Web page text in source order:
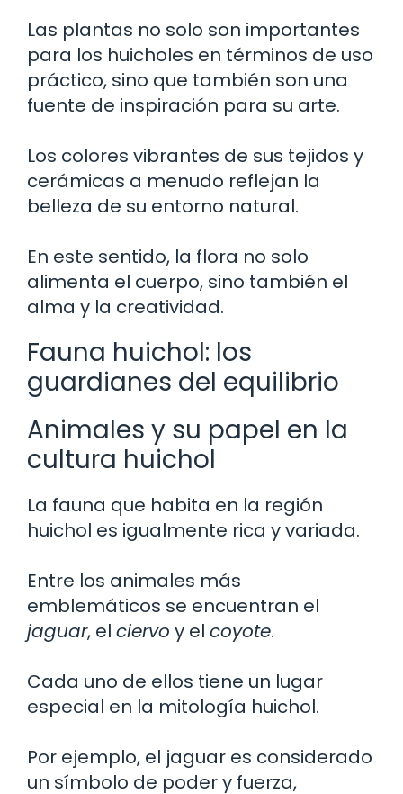
Las plantas no solo son importantes
para los huicholes en términos de uso
práctico, sino que también son una
fuente de inspiración para su arte.
Los colores vibrantes de sus tejidos y
cerámicas a menudo reflejan la
belleza de su entorno natural.
En este sentido, la flora no solo
alimenta el cuerpo, sino también el
alma y la creatividad.
Fauna huichol: los
guardianes del equilibrio
Animales y su papel en la
cultura huichol
La fauna que habita en la región
huichol es igualmente rica y variada.
Entre los animales más
emblemáticos se encuentran el
jaguar, el ciervo y el coyote.
Cada uno de ellos tiene un lugar
especial en la mitología huichol.
Por ejemplo, el jaguar es considerado
un símbolo de poder y fuerza,